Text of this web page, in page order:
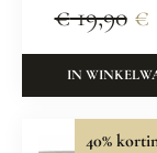
€19,90 €
IN
40%